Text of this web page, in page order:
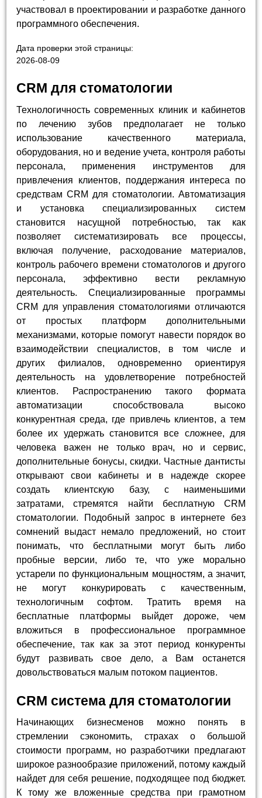
участвовал в проектировании и разработке данного
программного обеспечения.
Дата проверки этой страницы:
2026-08-09
CRM для стоматологии
Технологичность современных клиник и кабинетов
по лечению зубов предполагает не только
использование качественного материала,
оборудования, но и ведение учета, контроля работы
персонала, применения инструментов для
привлечения клиентов, поддержания интереса по
средствам CRM для стоматологии. Автоматизация
и установка специализированных систем
становится насущной потребностью, так как
позволяет систематизировать все процессы,
включая получение, расходование материалов,
контроль рабочего времени стоматологов и другого
персонала, эффективно вести рекламную
деятельность. Специализированные программы
CRM для управления стоматологиями отличаются
от простых платформ дополнительными
механизмами, которые помогут навести порядок во
взаимодействии специалистов, в том числе и
других филиалов, одновременно ориентируя
деятельность на удовлетворение потребностей
клиентов. Распространению такого формата
автоматизации способствовала высоко
конкурентная среда, где привлечь клиентов, а тем
более их удержать становится все сложнее, для
человека важен не только врач, но и сервис,
дополнительные бонусы, скидки. Частные дантисты
открывают свои кабинеты и в надежде скорее
создать клиентскую базу, с наименьшими
затратами, стремятся найти бесплатную CRM
стоматологии. Подобный запрос в интернете без
сомнений выдаст немало предложений, но стоит
понимать, что бесплатными могут быть либо
пробные версии, либо те, что уже морально
устарели по функциональным мощностям, а значит,
не могут конкурировать с качественным,
технологичным софтом. Тратить время на
бесплатные платформы выйдет дороже, чем
вложиться в профессиональное программное
обеспечение, так как за этот период конкуренты
будут развивать свое дело, а Вам останется
довольствоваться малым потоком пациентов.
CRM система для стоматологии
Начинающих бизнесменов можно понять в
стремлении сэкономить, страхах о большой
стоимости программ, но разработчики предлагают
широкое разнообразие приложений, потому каждый
найдет для себя решение, подходящее под бюджет.
К тому же вложенные средства при грамотном